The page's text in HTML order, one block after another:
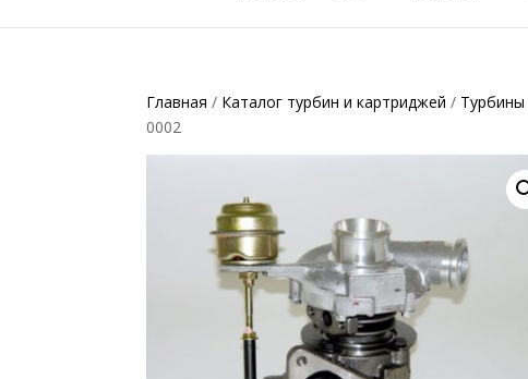
Главная / Каталог турбин и картриджей / Турбины
0002